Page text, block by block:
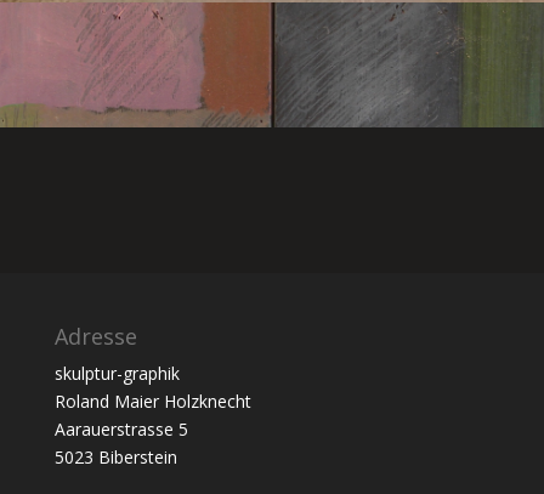
Adresse
skulptur-graphik
Roland Maier Holzknecht
Aarauerstrasse 5
5023 Biberstein